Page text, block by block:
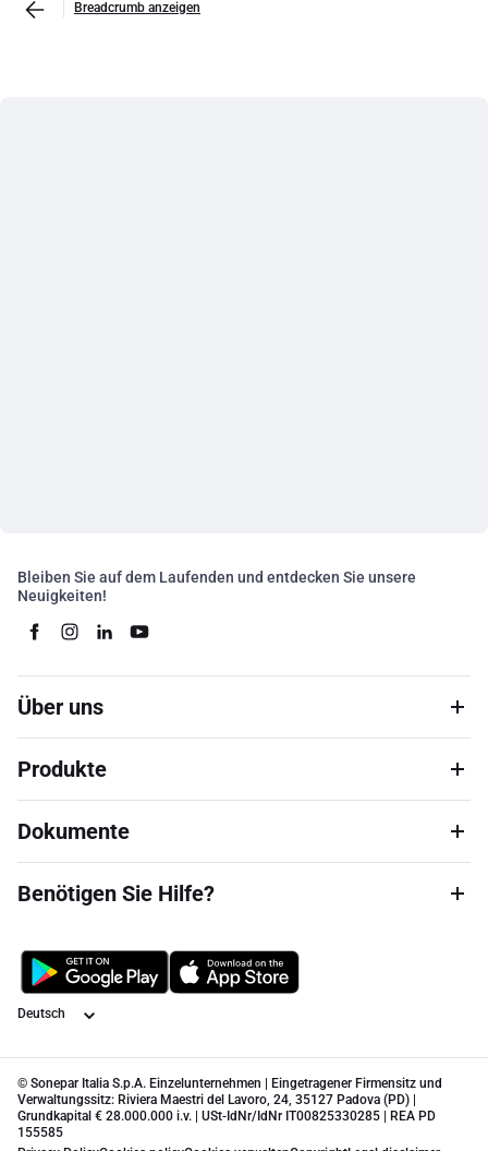
Breadcrumb anzeigen
Bleiben Sie auf dem Laufenden und entdecken Sie unsere
Neuigkeiten!
Über uns
Produkte
Dokumente
Benötigen Sie Hilfe?
Sprache
© Sonepar Italia S.p.A. Einzelunternehmen | Eingetragener Firmensitz und
Verwaltungssitz: Riviera Maestri del Lavoro, 24, 35127 Padova (PD) |
Grundkapital € 28.000.000 i.v. | USt-IdNr/IdNr IT00825330285 | REA PD
155585